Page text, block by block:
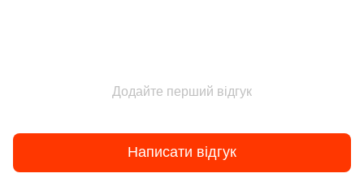
Додайте перший відгук
Написати відгук